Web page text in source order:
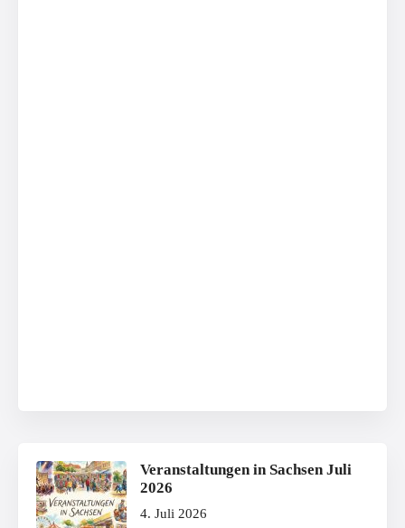
Veranstaltungen in Sachsen Juli
2026
4. Juli 2026